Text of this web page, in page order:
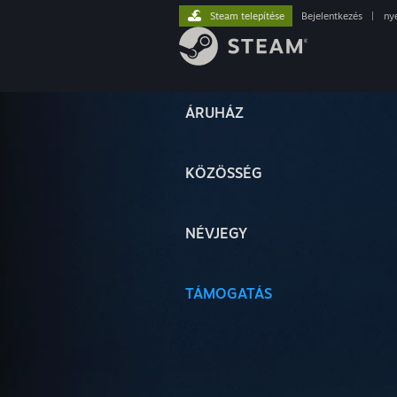
ÁRUHÁZ
KÖZÖSSÉG
NÉVJEGY
TÁMOGATÁS
Steam telepítése Bejelentkezés